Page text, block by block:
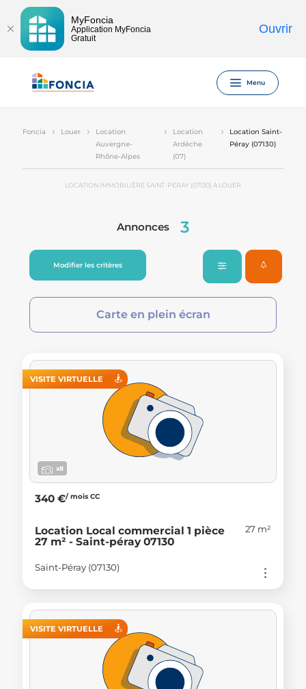
MyFoncia
Application MyFoncia
Gratuit
Ouvrir
Menu
Foncia Louer
Location
Auvergne-
Rhône-Alpes
Location
Ardèche
(07)
Location Saint-
Péray (07130)
LOCATION IMMOBILIÈRE SAINT-PÉRAY (07130) À LOUER
Annonces 3
Modifier les critères
Carte en plein écran
VISITE VIRTUELLE
x8
340 €/ mois CC
Location Local commercial 1 pièce
27 m² - Saint-péray 07130
27 m²
Saint-Péray (07130)
VISITE VIRTUELLE